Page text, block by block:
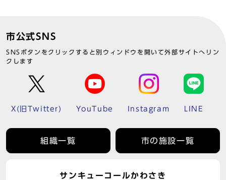
市公式SNS
SNSボタンをクリックすると別ウィンドウを開いて外部サイトへリン
クします
X(旧Twitter) YouTube Instagram LINE
組織一覧 市の施設一覧
サンキューコールかわさき